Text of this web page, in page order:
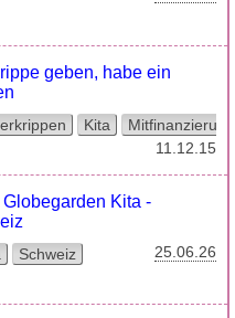
geben, habe ein
Kita
Mitfinanzierung
11.12.15
Kita -
Schweiz 25.06.26